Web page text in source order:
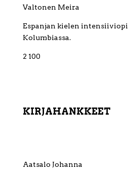
Valtonen Meira
Espanjan kielen
Kolumbiassa.
2 100
KIRJAHANKKEET
Aatsalo Johanna